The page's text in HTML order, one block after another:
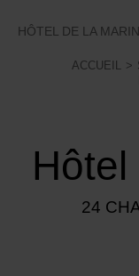
HÔTEL DE LA
ACCUEIL
24